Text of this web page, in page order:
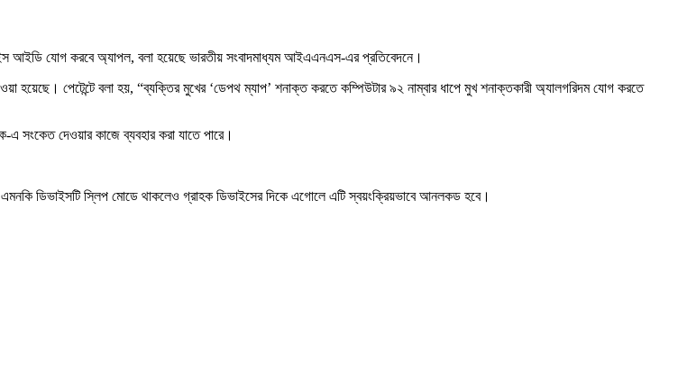
আইডি যোগ করবে অ্যাপল, বলা হয়েছে ভারতীয় সংবাদমাধ্যম আইএএনএস-এর প্রতিবেদনে।
হয়েছে। পেটেন্টে বলা হয়, “ব্যক্তির মুখের ‘ডেপথ ম্যাপ’ শনাক্ত করতে কম্পিউটার ৯২ নাম্বার ধাপে মুখ শনাক্তকারী অ্যালগরিদম যোগ করতে
এ সংকেত দেওয়ার কাজে ব্যবহার করা যাতে পারে।
এমনকি ডিভাইসটি স্লিপ মোডে থাকলেও গ্রাহক ডিভাইসের দিকে এগোলে এটি স্বয়ংক্রিয়ভাবে আনলকড হবে।